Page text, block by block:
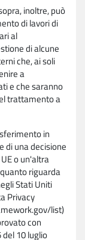
inoltre, può
di lavori di
al
di alcune
che, ai soli
a
e che saranno
trattamento a
in
di una decisione
o un'altra
riguarda
Stati Uniti
Privacy
list)
con
10 luglio